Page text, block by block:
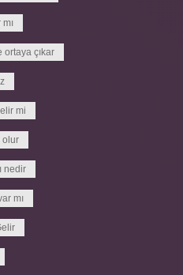
çıkar
mi
olur
nedir
mı